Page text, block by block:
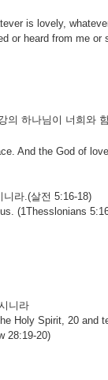
is lovely,
or heard from me
의 하나님이 너희와
And the God of
니라.(살전 5:16-18)
(1Thesslonians
니라
Holy Spirit, 20 and
28:19-20)